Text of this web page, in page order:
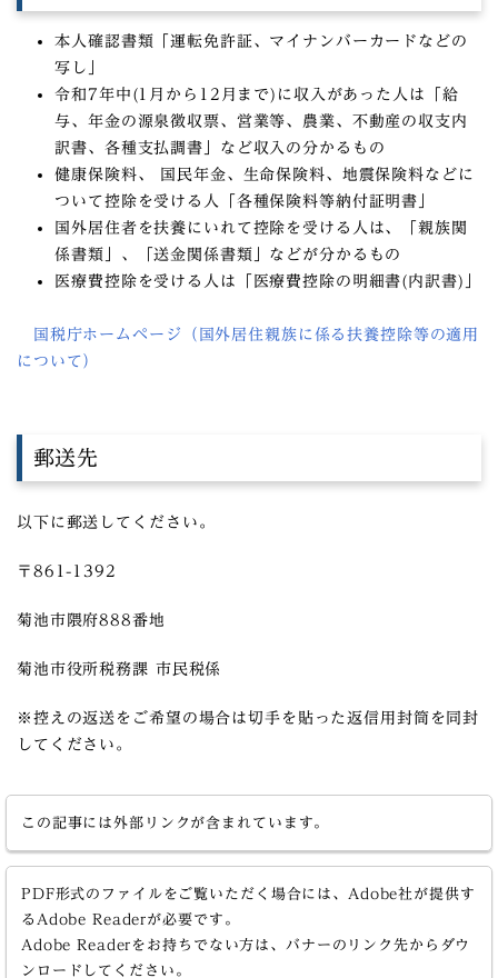
本人確認書類「運転免許証、マイナンバーカードなどの
写し」
令和7年中(1月から12月まで)に収入があった人は「給
与、年金の源泉徴収票、営業等、農業、不動産の収支内
訳書、各種支払調書」など収入の分かるもの
健康保険料、 国民年金、生命保険料、地震保険料などに
ついて控除を受ける人「各種保険料等納付証明書」
国外居住者を扶養にいれて控除を受ける人は、「親族関
係書類」、「送金関係書類」などが分かるもの
医療費控除を受ける人は「医療費控除の明細書(内訳書)」
国税庁ホームページ（国外居住親族に係る扶養控除等の適用
について）
郵送先
以下に郵送してください。
〒861-1392
菊池市隈府888番地
菊池市役所税務課 市民税係
※控えの返送をご希望の場合は切手を貼った返信用封筒を同封
してください。
この記事には外部リンクが含まれています。
PDF形式のファイルをご覧いただく場合には、Adobe社が提供す
るAdobe Readerが必要です。
Adobe Readerをお持ちでない方は、バナーのリンク先からダウ
ンロードしてください。